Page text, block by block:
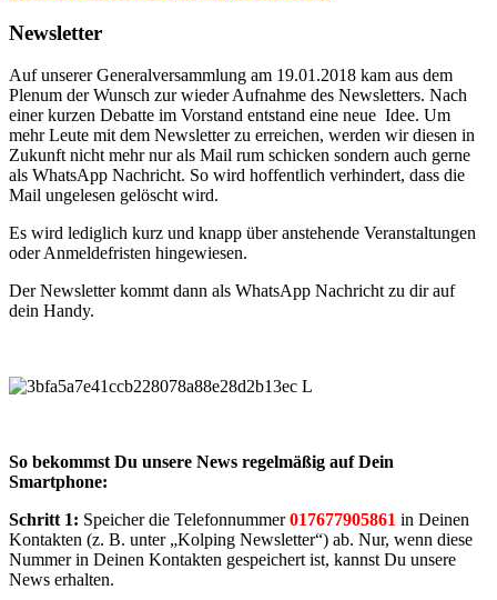
Newsletter
Auf unserer Generalversammlung am 19.01.2018 kam aus dem
Plenum der Wunsch zur wieder Aufnahme des Newsletters. Nach
einer kurzen Debatte im Vorstand entstand eine neue Idee. Um
mehr Leute mit dem Newsletter zu erreichen, werden wir diesen in
Zukunft nicht mehr nur als Mail rum schicken sondern auch gerne
als WhatsApp Nachricht. So wird hoffentlich verhindert, dass die
Mail ungelesen gelöscht wird.
Es wird lediglich kurz und knapp über anstehende Veranstaltungen
oder Anmeldefristen hingewiesen.
Der Newsletter kommt dann als WhatsApp Nachricht zu dir auf
dein Handy.
So bekommst Du unsere News regelmäßig auf Dein
Smartphone:
Schritt 1: Speicher die Telefonnummer017677905861 in Deinen
Kontakten (z. B. unter „Kolping Newsletter“) ab. Nur, wenn diese
Nummer in Deinen Kontakten gespeichert ist, kannst Du unsere
News erhalten.